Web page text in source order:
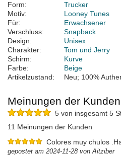
Form:
Trucker
Motiv:
Looney Tunes
Für:
Erwachsener
Verschluss:
Snapback
Design:
Unisex
Charakter:
Tom und Jerry
Schirm:
Kurve
Farbe:
Beige
Artikelzustand:
Neu; 100%
Meinungen der Kunden
5 von insgesamt 5
11 Meinungen der Kunden
Colores muy chulos
gepostet am 2024-11-28 von Aitziber